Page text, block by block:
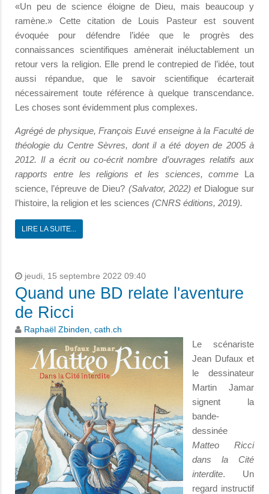
«Un peu de science éloigne de Dieu, mais beaucoup y
ramène.» Cette citation de Louis Pasteur est souvent
évoquée pour défendre l’idée que le progrès des
connaissances scientifiques amènerait inéluctablement un
retour vers la religion. Elle prend le contrepied de l’idée, tout
aussi répandue, que le savoir scientifique écarterait
nécessairement toute référence à quelque transcendance.
Les choses sont évidemment plus complexes.
Agrégé de physique, François Euvé enseigne à la Faculté de
théologie du Centre Sèvres, dont il a été doyen de 2005 à
2012. Il a écrit ou co-écrit nombre d’ouvrages relatifs aux
rapports entre les religions et les sciences, comme La
science, l’épreuve de Dieu? (Salvator, 2022) et Dialogue sur
l’histoire, la religion et les sciences (CNRS éditions, 2019).
LIRE LA SUITE...
jeudi, 15 septembre 2022 09:40
Quand une BD relate l'aventure
de Ricci
Raphaël Zbinden, cath.ch
Le scénariste
Jean Dufaux et
le dessinateur
Martin Jamar
signent la
bande-
dessinée
Matteo Ricci
dans la Cité
interdite. Un
regard instructif